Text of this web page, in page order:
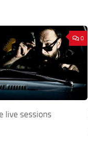
0
live sessions